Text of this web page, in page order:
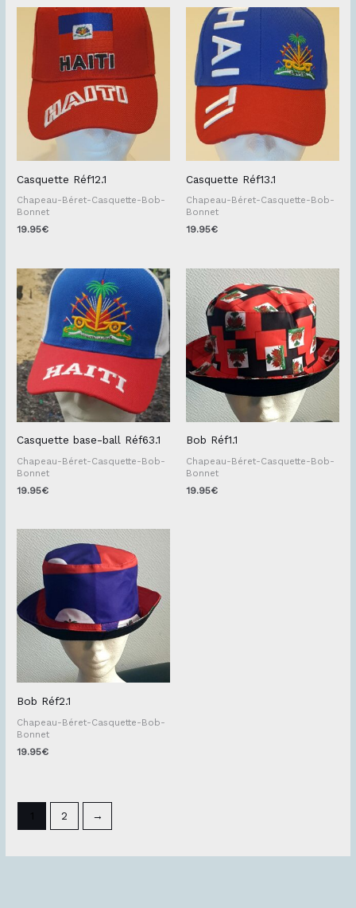
Casquette Réf12.1
Chapeau-Béret-Casquette-Bob-
Bonnet
19.95€
Casquette Réf13.1
Chapeau-Béret-Casquette-Bob-
Bonnet
19.95€
Casquette base-ball Réf63.1
Chapeau-Béret-Casquette-Bob-
Bonnet
19.95€
Bob Réf1.1
Chapeau-Béret-Casquette-Bob-
Bonnet
19.95€
Bob Réf2.1
Chapeau-Béret-Casquette-Bob-
Bonnet
19.95€
2 →